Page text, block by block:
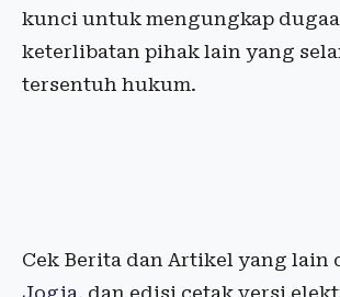
kunci untuk mengungkap
keterlibatan pihak lain yang
tersentuh hukum.
Cek Berita dan Artikel yang lain
Jogja, dan edisi cetak versi